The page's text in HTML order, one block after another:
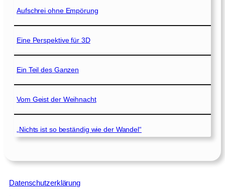
Aufschrei ohne Empörung
Eine Perspektive für 3D
Ein Teil des Ganzen
Vom Geist der Weihnacht
„Nichts ist so beständig wie der Wandel“
Datenschutzerklärung